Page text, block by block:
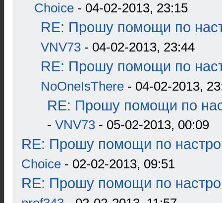
Choice - 04-02-2013, 23:15
RE: Прошу помощи по
VNV73 - 04-02-2013, 23:44
RE: Прошу помощи по
NoOneIsThere - 04-02-2013,
RE: Прошу помощи по
- VNV73 - 05-02-2013, 00:09
RE: Прошу помощи по
Choice - 02-02-2013, 09:51
RE: Прошу помощи по